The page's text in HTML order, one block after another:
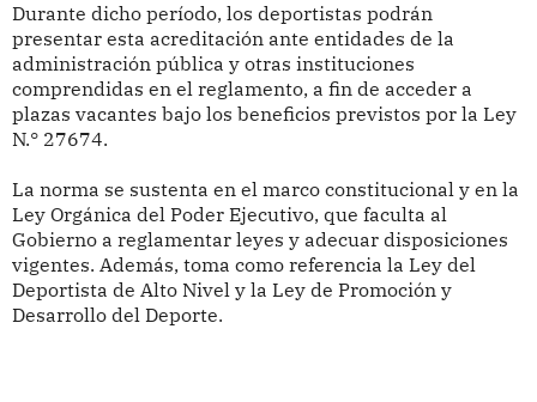
Durante dicho período, los deportistas podrán
presentar esta acreditación ante entidades de la
administración pública y otras instituciones
comprendidas en el reglamento, a fin de acceder a
plazas vacantes bajo los beneficios previstos por la Ley
N.° 27674.
La norma se sustenta en el marco constitucional y en la
Ley Orgánica del Poder Ejecutivo, que faculta al
Gobierno a reglamentar leyes y adecuar disposiciones
vigentes. Además, toma como referencia la Ley del
Deportista de Alto Nivel y la Ley de Promoción y
Desarrollo del Deporte.